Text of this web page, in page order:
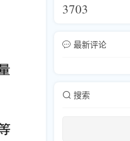
3703
最新评论
搜索